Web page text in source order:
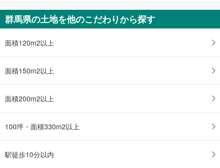
750万円
3SLDK
群馬県の土地を他のこだわりから探す
面積120m2以上
面積150m2以上
面積200m2以上
100坪・面積330m2以上
駅徒歩10分以内